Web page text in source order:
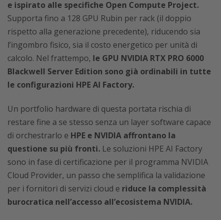
e ispirato alle specifiche Open Compute Project.
Supporta fino a 128 GPU Rubin per rack (il doppio
rispetto alla generazione precedente), riducendo sia
l’ingombro fisico, sia il costo energetico per unità di
calcolo. Nel frattempo, le GPU NVIDIA RTX PRO 6000
Blackwell Server Edition sono già ordinabili in tutte
le configurazioni HPE AI Factory.
Un portfolio hardware di questa portata rischia di
restare fine a se stesso senza un layer software capace
di orchestrarlo e HPE e NVIDIA affrontano la
questione su più fronti. Le soluzioni HPE AI Factory
sono in fase di certificazione per il programma NVIDIA
Cloud Provider, un passo che semplifica la validazione
per i fornitori di servizi cloud e riduce la complessità
burocratica nell’accesso all’ecosistema NVIDIA.